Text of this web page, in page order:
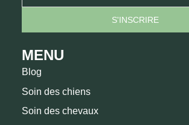
MENU
Blog
Soin des chiens
Soin des chevaux